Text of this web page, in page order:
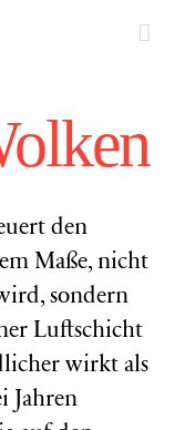
den
Maße, nicht
sondern
Luftschicht
wirkt als
Jahren